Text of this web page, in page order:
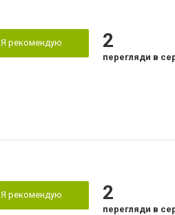
Я рекомендую 2
перегляди в
Я рекомендую 2
перегляди в